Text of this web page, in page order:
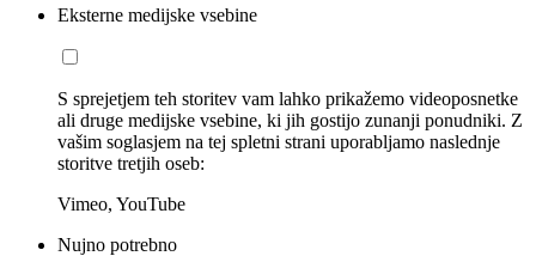
Eksterne medijske vsebine
S sprejetjem teh storitev vam lahko prikažemo videoposnetke
ali druge medijske vsebine, ki jih gostijo zunanji ponudniki. Z
vašim soglasjem na tej spletni strani uporabljamo naslednje
storitve tretjih oseb:
Vimeo, YouTube
Nujno potrebno